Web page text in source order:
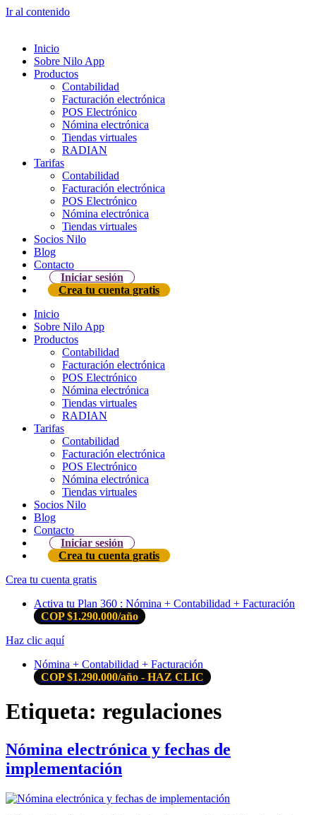
Ir al contenido
Inicio
Sobre Nilo App
Productos
Contabilidad
Facturación electrónica
POS Electrónico
Nómina electrónica
Tiendas virtuales
RADIAN
Tarifas
Contabilidad
Facturación electrónica
POS Electrónico
Nómina electrónica
Tiendas virtuales
Socios Nilo
Blog
Contacto
Iniciar sesión
Crea tu cuenta gratis
Inicio
Sobre Nilo App
Productos
Contabilidad
Facturación electrónica
POS Electrónico
Nómina electrónica
Tiendas virtuales
RADIAN
Tarifas
Contabilidad
Facturación electrónica
POS Electrónico
Nómina electrónica
Tiendas virtuales
Socios Nilo
Blog
Contacto
Iniciar sesión
Crea tu cuenta gratis
Crea tu cuenta gratis
Activa tu Plan 360 : Nómina + Contabilidad + Facturación
COP $1.290.000/año
Haz clic aquí
Nómina + Contabilidad + Facturación
COP $1.290.000/año - HAZ CLIC
Etiqueta: regulaciones
Nómina electrónica y fechas de
implementación